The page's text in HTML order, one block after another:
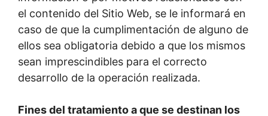
el contenido del Sitio Web, se le informará en
caso de que la cumplimentación de alguno de
ellos sea obligatoria debido a que los mismos
sean imprescindibles para el correcto
desarrollo de la operación realizada.
Fines del tratamiento a que se destinan los